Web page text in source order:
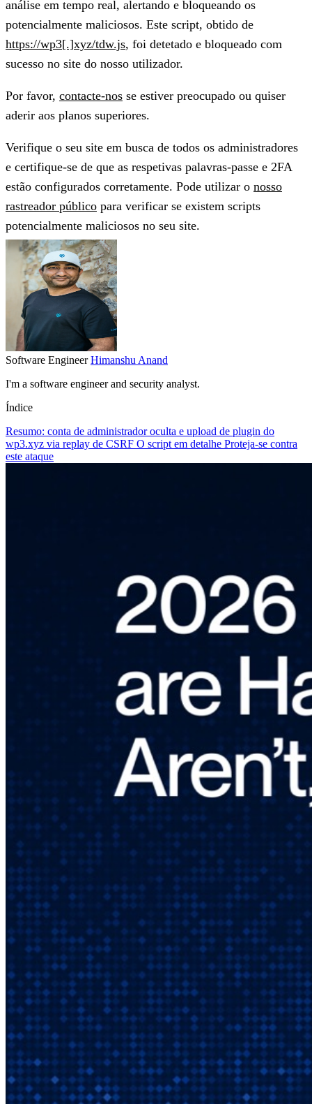
análise em tempo real, alertando e bloqueando os
potencialmente maliciosos. Este script, obtido de
https://wp3[.]xyz/tdw.js, foi detetado e bloqueado com
sucesso no site do nosso utilizador.
Por favor, contacte-nos se estiver preocupado ou quiser
aderir aos planos superiores.
Verifique o seu site em busca de todos os administradores
e certifique-se de que as respetivas palavras-passe e 2FA
estão configurados corretamente. Pode utilizar o nosso
rastreador público para verificar se existem scripts
potencialmente maliciosos no seu site.
Software EngineerHimanshu Anand
I'm a software engineer and security analyst.
Índice
Resumo: conta de administrador oculta e upload de plugin do
wp3.xyz via replay de CSRF O script em detalhe Proteja-se contra
este ataque